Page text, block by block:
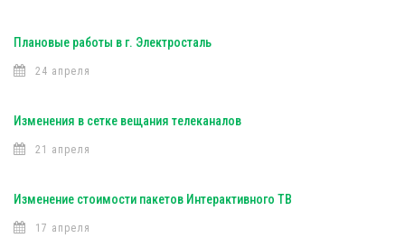
Плановые работы в г. Электросталь
24 апреля
Изменения в сетке вещания телеканалов
21 апреля
Изменение стоимости пакетов Интерактивного ТВ
17 апреля